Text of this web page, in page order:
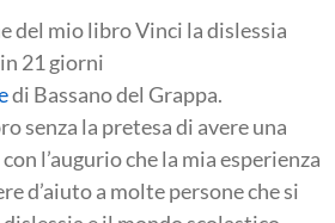
del mio libro Vinci la dislessia
21 giorni
di Bassano del Grappa.
senza la pretesa di avere una
l’augurio che la mia esperienza
d’aiuto a molte persone che si